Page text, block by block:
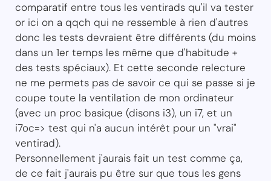
comparatif entre tous les ventirads qu'il va tester
or ici on a qqch qui ne ressemble à rien d'autres
donc les tests devraient être différents (du moins
dans un 1er temps les même que d'habitude +
des tests spéciaux). Et cette seconde relecture
ne me permets pas de savoir ce qui se passe si je
coupe toute la ventilation de mon ordinateur
(avec un proc basique (disons i3), un i7, et un
i7oc=> test qui n'a aucun intérêt pour un "vrai"
ventirad).
Personnellement j'aurais fait un test comme ça,
de ce fait j'aurais pu être sur que tous les gens